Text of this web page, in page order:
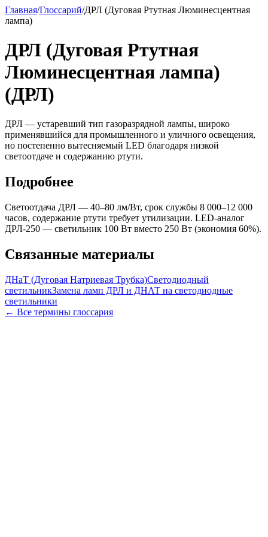
Главная/Глоссарий/ДРЛ (Дуговая Ртутная Люминесцентная
лампа)
ДРЛ (Дуговая Ртутная
Люминесцентная лампа)
(ДРЛ)
ДРЛ — устаревший тип газоразрядной лампы, широко
применявшийся для промышленного и уличного освещения,
но постепенно вытесняемый LED благодаря низкой
светоотдаче и содержанию ртути.
Подробнее
Светоотдача ДРЛ — 40–80 лм/Вт, срок службы 8 000–12 000
часов, содержание ртути требует утилизации. LED-аналог
ДРЛ-250 — светильник 100 Вт вместо 250 Вт (экономия 60%).
Связанные материалы
ДНаТ (Дуговая Натриевая Трубка)Светодиодный
светильникЗамена ламп ДРЛ и ДНАТ на светодиодные
светильники
← Все термины глоссария